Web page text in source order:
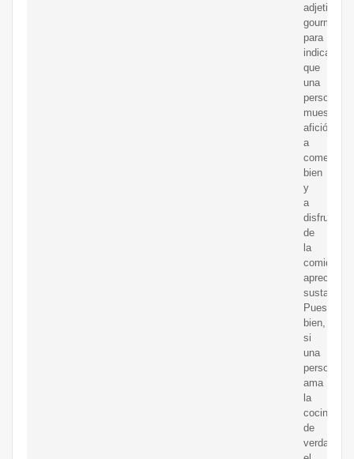
adjetivo
gourmet
para
indicar
que
una
persona
muestra
afición
a
comer
bien
y
a
disfrutar
de
la
comida
Pues
bien,
si
una
persona
ama
la
cocina
de
verdad,